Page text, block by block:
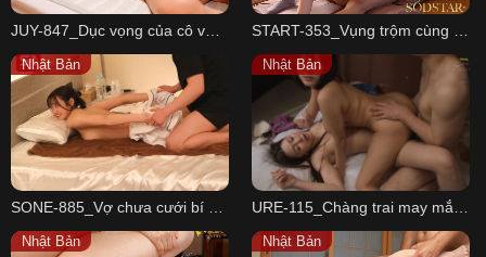
JUY-847_Dục vọng của cô vợ trẻ và ông bố già may mắn START-353_Vụng trộm cùng vợ hàng xóm Hikari Aozora
Nhật Bản Nhật Bản
Nhật Bản Nhật Bản